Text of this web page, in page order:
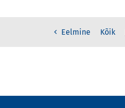
Eelmine Kõik